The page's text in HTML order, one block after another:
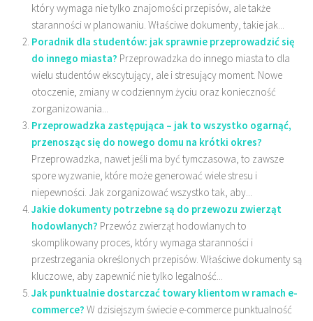
który wymaga nie tylko znajomości przepisów, ale także
staranności w planowaniu. Właściwe dokumenty, takie jak...
Poradnik dla studentów: jak sprawnie przeprowadzić się
do innego miasta? Przeprowadzka do innego miasta to dla
wielu studentów ekscytujący, ale i stresujący moment. Nowe
otoczenie, zmiany w codziennym życiu oraz konieczność
zorganizowania...
Przeprowadzka zastępująca – jak to wszystko ogarnąć,
przenosząc się do nowego domu na krótki okres?
Przeprowadzka, nawet jeśli ma być tymczasowa, to zawsze
spore wyzwanie, które może generować wiele stresu i
niepewności. Jak zorganizować wszystko tak, aby...
Jakie dokumenty potrzebne są do przewozu zwierząt
hodowlanych? Przewóz zwierząt hodowlanych to
skomplikowany proces, który wymaga staranności i
przestrzegania określonych przepisów. Właściwe dokumenty są
kluczowe, aby zapewnić nie tylko legalność...
Jak punktualnie dostarczać towary klientom w ramach e-
commerce? W dzisiejszym świecie e-commerce punktualność